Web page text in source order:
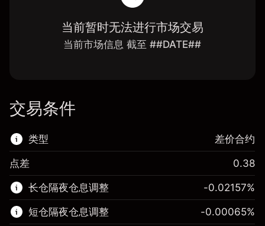
当前暂时无法进行市场交易
当前市场信息 截至 ##DATE##
交易条件
类型
该金融市场可进行差价合约交易。
了解更多:
差价合约
差价合约
点差 0.38
长仓隔夜仓息调整 -0.02157%
短仓隔夜仓息调整 -0.00065%